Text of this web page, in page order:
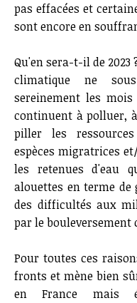
pas effacées et
sont encore en
Qu'en sera-t-il de
climatique ne
sereinement les
continuent à polluer,
piller les
espèces migratrices
les retenues d'eau
alouettes en terme
des difficultés aux
par le bouleversement
Pour toutes ces
fronts et mène bien
en France mais